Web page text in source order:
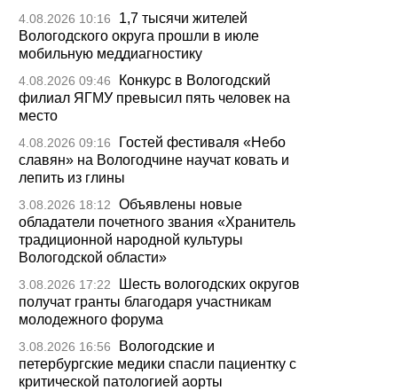
4.08.2026 10:16
1,7 тысячи жителей
Вологодского округа прошли в июле
мобильную меддиагностику
4.08.2026 09:46
Конкурс в Вологодский
филиал ЯГМУ превысил пять человек на
место
4.08.2026 09:16
Гостей фестиваля «Небо
славян» на Вологодчине научат ковать и
лепить из глины
3.08.2026 18:12
Объявлены новые
обладатели почетного звания «Хранитель
традиционной народной культуры
Вологодской области»
3.08.2026 17:22
Шесть вологодских округов
получат гранты благодаря участникам
молодежного форума
3.08.2026 16:56
Вологодские и
петербургские медики спасли пациентку с
критической патологией аорты